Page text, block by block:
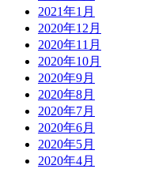
2021年1月
2020年12月
2020年11月
2020年10月
2020年9月
2020年8月
2020年7月
2020年6月
2020年5月
2020年4月